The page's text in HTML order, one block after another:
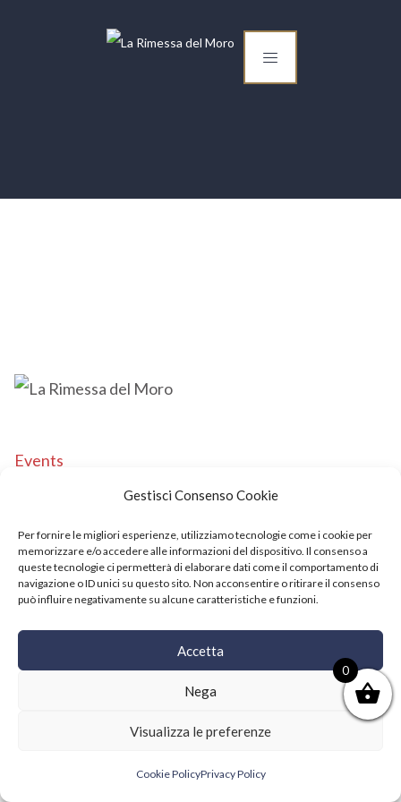
Gestisci Consenso Cookie
Per fornire le migliori esperienze, utilizziamo tecnologie come i cookie per
memorizzare e/o accedere alle informazioni del dispositivo. Il consenso a
queste tecnologie ci permetterà di elaborare dati come il comportamento di
navigazione o ID unici su questo sito. Non acconsentire o ritirare il consenso
può influire negativamente su alcune caratteristiche e funzioni.
Accetta
Nega
Visualizza le preferenze
Cookie PolicyPrivacy Policy
Events
Copyright © 2021 SushiFushi. All Rights Reserved.
0